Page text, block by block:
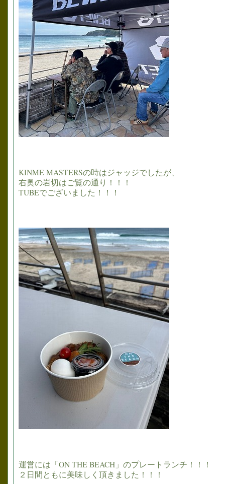
KINME MASTERSの時はジャッジでしたが、
右奥の岩切はご覧の通り！！！
TUBEでございました！！！
運営には「ON THE BEACH」のプレートランチ！！！
２日間ともに美味しく頂きました！！！